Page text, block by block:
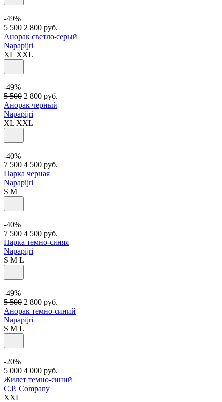
-49%
5 500 2 800 руб.
Анорак светло-серый
Napapijri
XL XXL
-49%
5 500 2 800 руб.
Анорак черный
Napapijri
XL XXL
-40%
7 500 4 500 руб.
Парка черная
Napapijri
S M
-40%
7 500 4 500 руб.
Парка темно-синяя
Napapijri
S M L
-49%
5 500 2 800 руб.
Анорак темно-синий
Napapijri
S M L
-20%
5 000 4 000 руб.
Жилет темно-синий
C.P. Company
XXL